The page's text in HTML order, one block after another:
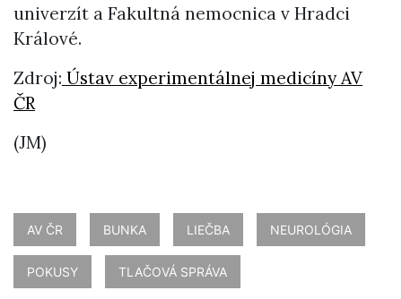
univerzít a Fakultná nemocnica v Hradci
Králové.
Zdroj: Ústav experimentálnej medicíny AV
ČR
(JM)
AV ČR BUNKA LIEČBA NEUROLÓGIA
POKUSY TLAČOVÁ SPRÁVA